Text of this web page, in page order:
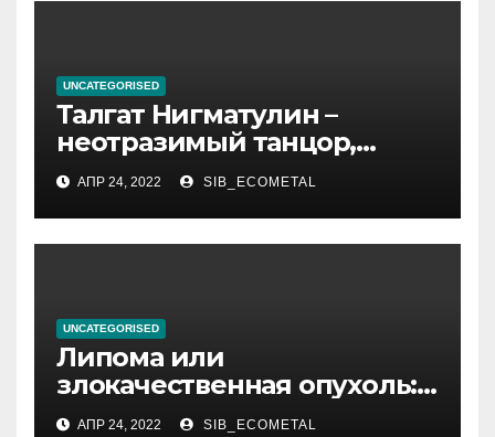
UNCATEGORISED
Талгат Нигматулин –
неотразимый танцор,
непревзойденный
постановщик хореографии,
великолепный актер и
славный, положительный
АПР 24, 2022 SIB_ECOMETAL
UNCATEGORISED
Липома или
злокачественная опухоль:
как отличить
АПР 24, 2022 SIB_ECOMETAL